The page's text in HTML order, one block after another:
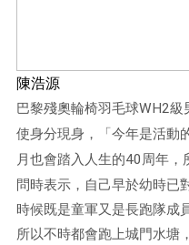
陳浩源
巴黎殘奧輪椅羽毛球WH2級
使身分現身，「今年是活動
月也會踏入人生的40 周年，
問時表示，自己早於幼時已
時候既是童軍又是長跑隊成
所以不時都會跑上城門水塘